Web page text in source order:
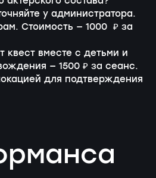
у администратора.
Стоимость — 1000 ₽ за
квест вместе с детьми и
— 1500 ₽ за сеанс.
для подтверждения